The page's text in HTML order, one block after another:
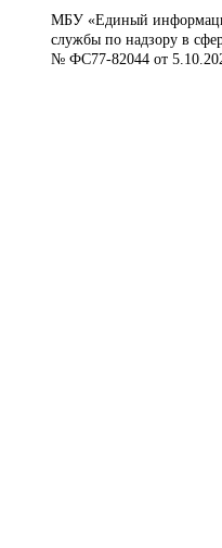
МБУ «Единый
службы по надзору в
№ ФС77-82044 от